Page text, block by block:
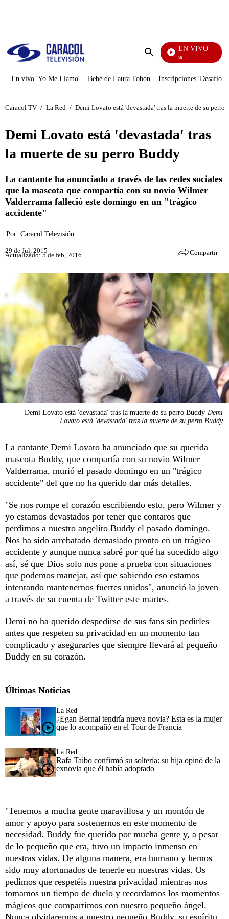
Enviar
EN VIVO
Diario De Diana
En vivo 'Yo Me Llamo' Bebé de Laura Tobón Inscripciones 'Desafío'
Caracol TV / La Red / Demi Lovato está 'devastada' tras la muerte de su perro
Demi Lovato está 'devastada' tras
la muerte de su perro Buddy
La cantante ha anunciado a través de las redes sociales
que la mascota que compartía con su novio Wilmer
Valderrama falleció este domingo en un "trágico
accidente"
Por: Caracol Televisión
29 de Jul, 2015
Actualizado: 5 de feb, 2016 Compartir
Demi Lovato está 'devastada' tras la muerte de su perro Buddy Demi
Lovato está 'devastada' tras la muerte de su perro Buddy
La cantante Demi Lovato ha anunciado que su querida
mascota Buddy, que compartía con su novio Wilmer
Valderrama, murió el pasado domingo en un "trágico
accidente" del que no ha querido dar más detalles.
"Se nos rompe el corazón escribiendo esto, pero Wilmer y
yo estamos devastados por tener que contaros que
perdimos a nuestro angelito Buddy el pasado domingo.
Nos ha sido arrebatado demasiado pronto en un trágico
accidente y aunque nunca sabré por qué ha sucedido algo
así, sé que Dios solo nos pone a prueba con situaciones
que podemos manejar, así que sabiendo eso estamos
intentando mantenernos fuertes unidos", anunció la joven
a través de su cuenta de Twitter este martes.
Demi no ha querido despedirse de sus fans sin pedirles
antes que respeten su privacidad en un momento tan
complicado y asegurarles que siempre llevará al pequeño
Buddy en su corazón.
Últimas Noticias
La Red
¿Egan Bernal tendría nueva novia? Esta es la mujer
que lo acompañó en el Tour de Francia
La Red
Rafa Taibo confirmó su soltería: su hija opinó de la
exnovia que él había adoptado
"Tenemos a mucha gente maravillosa y un montón de
amor y apoyo para sostenernos en este momento de
necesidad. Buddy fue querido por mucha gente y, a pesar
de lo pequeño que era, tuvo un impacto inmenso en
nuestras vidas. De alguna manera, era humano y hemos
sido muy afortunados de tenerle en nuestras vidas. Os
pedimos que respetéis nuestra privacidad mientras nos
tomamos un tiempo de duelo y recordamos los momentos
mágicos que compartimos con nuestro pequeño ángel.
Nunca olvidaremos a nuestro pequeño Buddy, su espíritu